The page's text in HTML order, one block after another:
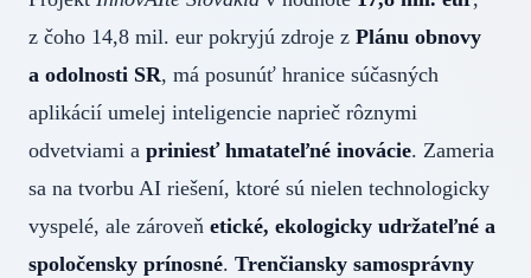
z čoho 14,8 mil. eur pokryjú zdroje z Plánu obnovy
a odolnosti SR, má posunúť hranice súčasných
aplikácií umelej inteligencie naprieč rôznymi
odvetviami a priniesťhmatateľné inovácie. Zameria
sa na tvorbu AI riešení, ktoré sú nielen technologicky
vyspelé, ale zároveň etické, ekologicky udržateľné a
spoločensky prínosné. Trenčiansky samosprávny